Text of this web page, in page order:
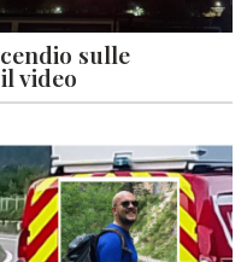
sulle
video